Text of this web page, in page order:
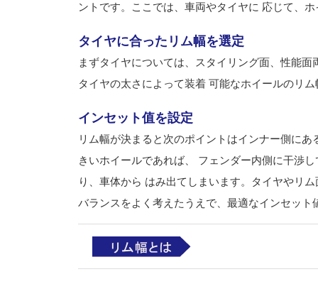
ントです。ここでは、車両やタイヤに 応じて、
タイヤに合ったリム幅を選定
まずタイヤについては、スタイリング面、性能
タイヤの太さによって装着 可能なホイールのリ
インセット值を設定
リム幅が決まると次のポイントはインナー側に
きいホイールであれば、 フェンダー内側に干渉
り、車体から はみ出てしまいます。タイヤやリ
バランスをよく考えたうえで、最適なインセット